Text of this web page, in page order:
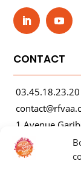
CONTACT
03.45.18.23.20
1 Avenue
21000 Dijon